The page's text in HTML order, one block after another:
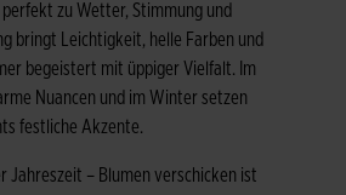
zu Wetter, Stimmung und
bringt Leichtigkeit, helle Farben und
begeistert mit üppiger Vielfalt. Im
Nuancen und im Winter setzen
festliche Akzente.
Jahreszeit – Blumen verschicken ist